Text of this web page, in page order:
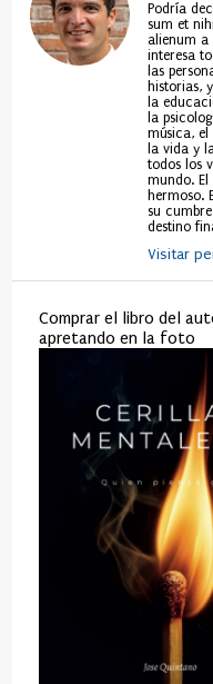
Podría
sum et
alienum a
interesa
las
historias,
la
la
música,
la vida y
todos los
mundo. El
hermoso.
su
destino
Visitar
Comprar el libro del
apretando en la foto